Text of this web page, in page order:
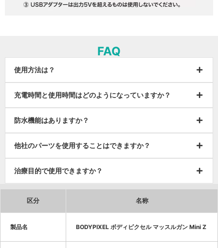
FAQ
使用方法は？
充電時間と使用時間はどのようになっていますか？
防水機能はありますか？
他社のパーツを使用することはできますか？
治療目的で使用できますか？
区分 名称
製品名 BODYPIXEL ボディピクセル マッスルガン Mini Z